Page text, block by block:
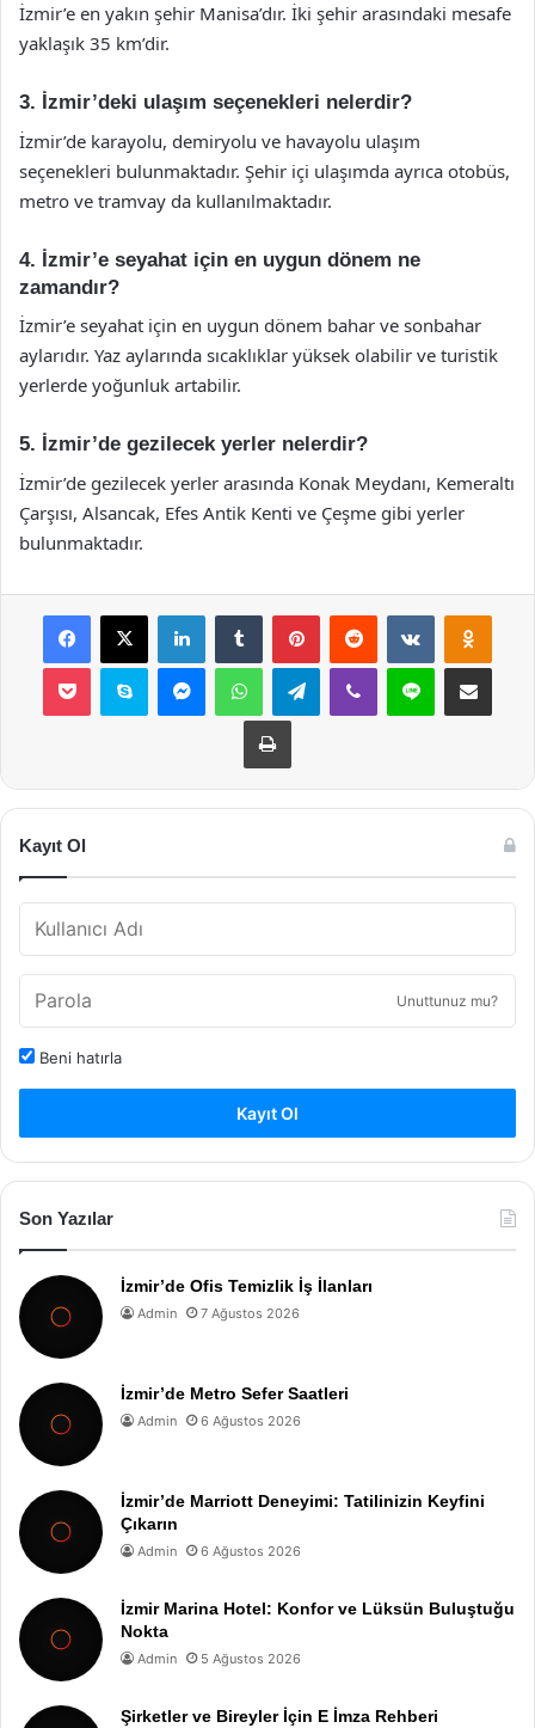
İzmir’e en yakın şehir Manisa’dır. İki şehir arasındaki mesafe
yaklaşık 35 km’dir.
3. İzmir’deki ulaşım seçenekleri nelerdir?
İzmir’de karayolu, demiryolu ve havayolu ulaşım
seçenekleri bulunmaktadır. Şehir içi ulaşımda ayrıca otobüs,
metro ve tramvay da kullanılmaktadır.
4. İzmir’e seyahat için en uygun dönem ne
zamandır?
İzmir’e seyahat için en uygun dönem bahar ve sonbahar
aylarıdır. Yaz aylarında sıcaklıklar yüksek olabilir ve turistik
yerlerde yoğunluk artabilir.
5. İzmir’de gezilecek yerler nelerdir?
İzmir’de gezilecek yerler arasında Konak Meydanı, Kemeraltı
Çarşısı, Alsancak, Efes Antik Kenti ve Çeşme gibi yerler
bulunmaktadır.
Facebook
X LinkedInTumblr PinterestReddit VKontakte
Pocket Skype MessengerWhatsAppTelegramViber Line E-Posta ile
Yazdır
Kayıt Ol
Unuttunuz mu?
Beni hatırla
Kayıt Ol
Son Yazılar
İzmir’de Ofis Temizlik İş İlanları
Admin 7 Ağustos 2026
İzmir’de Metro Sefer Saatleri
Admin 6 Ağustos 2026
İzmir’de Marriott Deneyimi: Tatilinizin Keyfini
Çıkarın
Admin 6 Ağustos 2026
İzmir Marina Hotel: Konfor ve Lüksün Buluştuğu
Nokta
Admin 5 Ağustos 2026
Şirketler ve Bireyler İçin E İmza Rehberi